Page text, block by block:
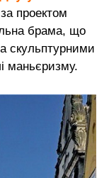
проектом
брама, що
скульптурними
маньєризму.